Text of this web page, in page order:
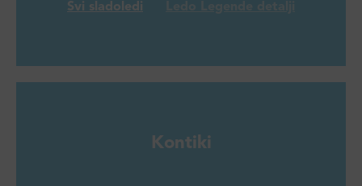
Svi sladoledi
Kontiki